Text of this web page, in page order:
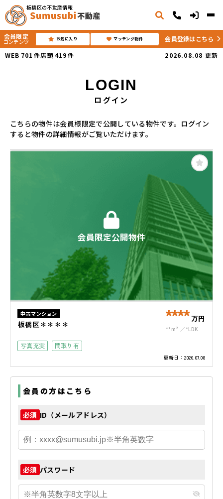
板橋区の不動産情報
会員限定
コンテンツ お気に入り マッチング物件
会員登録はこちら
WEB 701 件店頭 419 件 2026.08.08 更新
LOGIN
ログイン
こちらの物件は会員様限定で公開している物件です。ログイン
すると物件の詳細情報がご覧いただけます。
会員限定公開物件
中古マンション
板橋区＊＊＊＊ ****万円
**m² *LDK
写真充実 間取り有
更新日： 2026.07.08
会員の方はこちら
必須 ID（メールアドレス）
必須 パスワード